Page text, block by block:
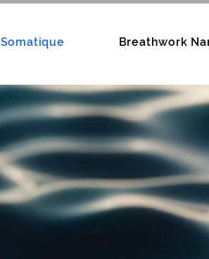
Breathwork